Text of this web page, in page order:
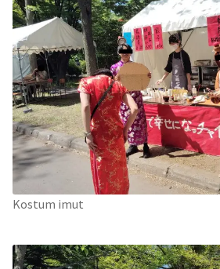
Kostum imut